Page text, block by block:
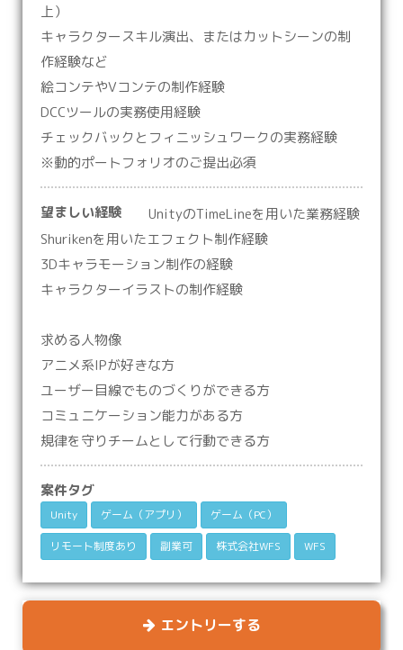
上）
キャラクタースキル演出、またはカットシーンの制
作経験など
絵コンテやVコンテの制作経験
DCCツールの実務使用経験
チェックバックとフィニッシュワークの実務経験
※動的ポートフォリオのご提出必須
望ましい経験
UnityのTimeLineを用いた業務経験
Shurikenを用いたエフェクト制作経験
3Dキャラモーション制作の経験
キャラクターイラストの制作経験
求める人物像
アニメ系IPが好きな方
ユーザー目線でものづくりができる方
コミュニケーション能力がある方
規律を守りチームとして行動できる方
案件タグ
Unity ゲーム（アプリ） ゲーム（PC）
リモート制度あり 副業可 株式会社WFS WFS
エントリーする